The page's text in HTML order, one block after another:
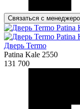
Связаться с
Дверь Termo
Patina Kale 2550
131 700